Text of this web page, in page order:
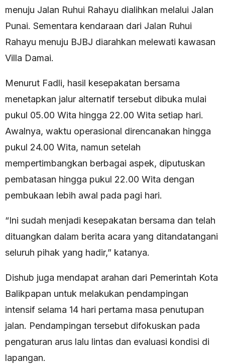
menuju Jalan Ruhui Rahayu dialihkan melalui Jalan
Punai. Sementara kendaraan dari Jalan Ruhui
Rahayu menuju BJBJ diarahkan melewati kawasan
Villa Damai.
Menurut Fadli, hasil kesepakatan bersama
menetapkan jalur alternatif tersebut dibuka mulai
pukul 05.00 Wita hingga 22.00 Wita setiap hari.
Awalnya, waktu operasional direncanakan hingga
pukul 24.00 Wita, namun setelah
mempertimbangkan berbagai aspek, diputuskan
pembatasan hingga pukul 22.00 Wita dengan
pembukaan lebih awal pada pagi hari.
“Ini sudah menjadi kesepakatan bersama dan telah
dituangkan dalam berita acara yang ditandatangani
seluruh pihak yang hadir,” katanya.
Dishub juga mendapat arahan dari Pemerintah Kota
Balikpapan untuk melakukan pendampingan
intensif selama 14 hari pertama masa penutupan
jalan. Pendampingan tersebut difokuskan pada
pengaturan arus lalu lintas dan evaluasi kondisi di
lapangan.